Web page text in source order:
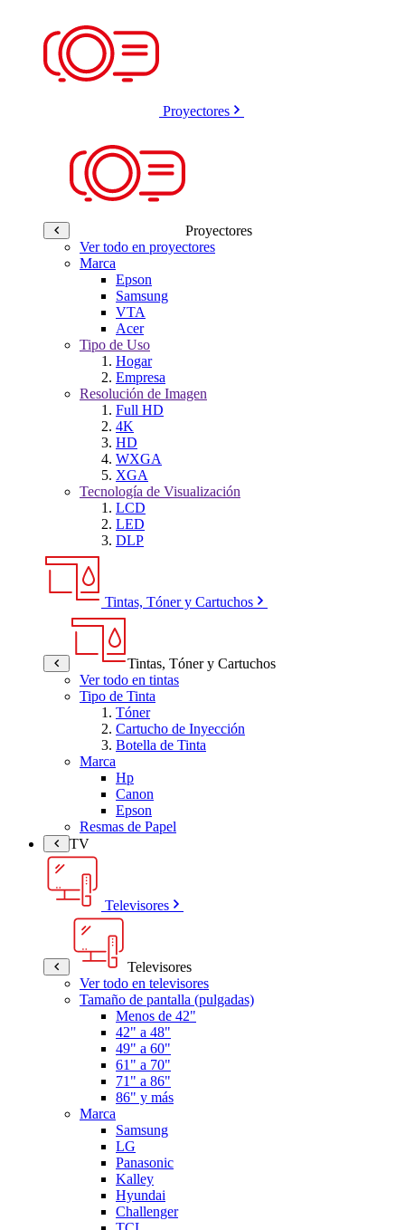
Proyectores
Proyectores
Ver todo en proyectores
Marca
Epson
Samsung
VTA
Acer
Tipo de Uso
Hogar
Empresa
Resolución de Imagen
Full HD
4K
HD
WXGA
XGA
Tecnología de Visualización
LCD
LED
DLP
Tintas, Tóner y Cartuchos
Tintas, Tóner y Cartuchos
Ver todo en tintas
Tipo de Tinta
Tóner
Cartucho de Inyección
Botella de Tinta
Marca
Hp
Canon
Epson
Resmas de Papel
TV
Televisores
Televisores
Ver todo en televisores
Tamaño de pantalla (pulgadas)
Menos de 42"
42" a 48"
49" a 60"
61" a 70"
71" a 86"
86" y más
Marca
Samsung
LG
Panasonic
Kalley
Hyundai
Challenger